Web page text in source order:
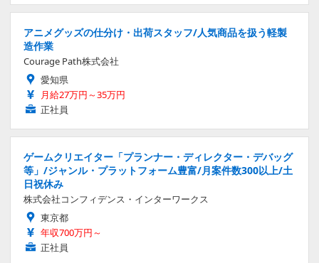
アニメグッズの仕分け・出荷スタッフ/人気商品を扱う軽製
造作業
Courage Path株式会社
愛知県
月給27万円～35万円
正社員
ゲームクリエイター「プランナー・ディレクター・デバッグ
等」/ジャンル・プラットフォーム豊富/月案件数300以上/土
日祝休み
株式会社コンフィデンス・インターワークス
東京都
年収700万円～
正社員